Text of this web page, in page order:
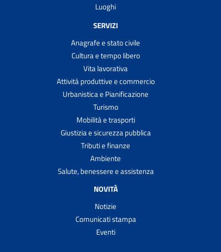
Luoghi
SERVIZI
Anagrafe e stato civile
Cultura e tempo libero
Vita lavorativa
Attività produttive e commercio
Urbanistica e Pianificazione
Turismo
Mobilità e trasporti
Giustizia e sicurezza pubblica
Tributi e finanze
Ambiente
Salute, benessere e assistenza
NOVITÀ
Notizie
Comunicati stampa
Eventi